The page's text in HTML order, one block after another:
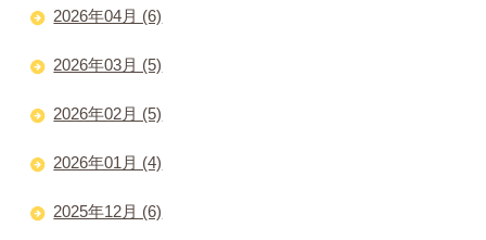
2026年04月 (6)
2026年03月 (5)
2026年02月 (5)
2026年01月 (4)
2025年12月 (6)